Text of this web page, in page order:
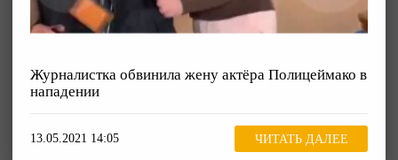
Журналистка обвинила жену актёра Полицеймако в
нападении
13.05.2021 14:05 ЧИТАТЬ ДАЛЕЕ